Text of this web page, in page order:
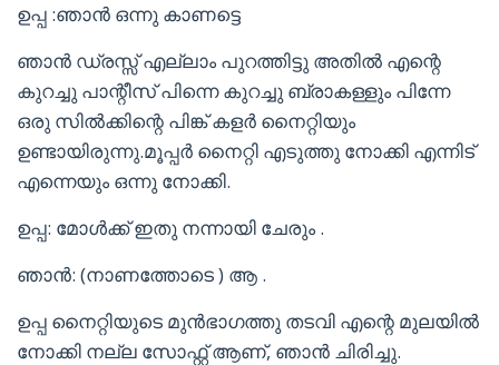
ഉപ്പ :ഞാൻ ഒന്നു കാണട്ടെ
ഞാൻ ഡ്രസ്സ് എല്ലാം പുറത്തിട്ടു അതിൽ എന്റെ
കുറച്ചു പാന്റീസ് പിന്നെ കുറച്ചു ബ്രാകള്ളും പിന്നേ
ഒരു സിൽക്കിന്റെ പിങ്ക് കളർ നൈറ്റിയും
ഉണ്ടായിരുന്നു.മൂപ്പർ നൈറ്റി എടുത്തു നോക്കി എന്നിട്
എന്നെയും ഒന്നു നോക്കി.
ഉപ്പ: മോൾക്ക് ഇതു നന്നായി ചേരും .
ഞാൻ: (നാണത്തോടെ ) ആ .
ഉപ്പ നൈറ്റിയുടെ മുൻഭാഗത്തു തടവി എന്റെ മുലയിൽ
നോക്കി നല്ല സോഫ്റ്റ് ആണ്, ഞാൻ ചിരിച്ചു.